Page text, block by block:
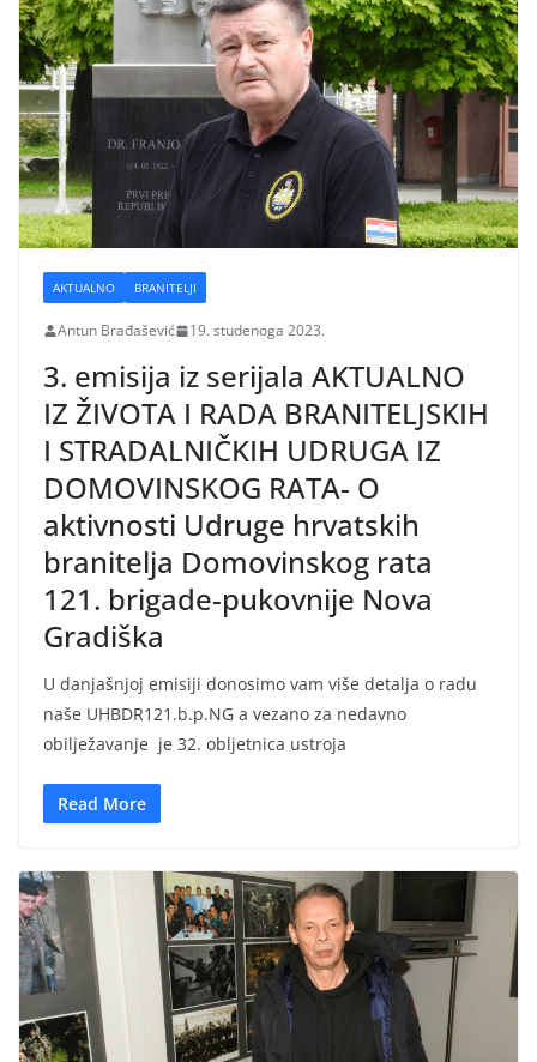
AKTUALNO BRANITELJI
Antun Brađašević 19. studenoga 2023.
3. emisija iz serijala AKTUALNO
IZ ŽIVOTA I RADA BRANITELJSKIH
I STRADALNIČKIH UDRUGA IZ
DOMOVINSKOG RATA- O
aktivnosti Udruge hrvatskih
branitelja Domovinskog rata
121. brigade-pukovnije Nova
Gradiška
U danjašnjoj emisiji donosimo vam više detalja o radu
naše UHBDR121.b.p.NG a vezano za nedavno
obilježavanje je 32. obljetnica ustroja
Read More